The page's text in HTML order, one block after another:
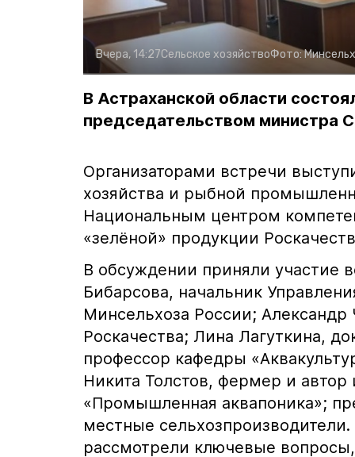
Вчера, 14:27Сельское хозяйствоФото:
В Астраханской области
председательством министра
Организаторами встречи
хозяйства и рыбной
Национальным центром
«зелёной» продукции
В обсуждении приняли участие
Бибарсова, начальник
Минсельхоза России;
Роскачества; Лина Лагуткина,
профессор кафедры
Никита Толстов, фермер и автор
«Промышленная аквапоника»;
местные сельхозпроизводители.
рассмотрели ключевые